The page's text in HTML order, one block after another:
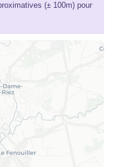
(± 100m) pour